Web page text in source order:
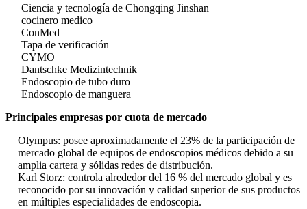
Ciencia y tecnología de Chongqing Jinshan
cocinero medico
ConMed
Tapa de verificación
CYMO
Dantschke Medizintechnik
Endoscopio de tubo duro
Endoscopio de manguera
Principales empresas por cuota de mercado
Olympus: posee aproximadamente el 23% de la participación de
mercado global de equipos de endoscopios médicos debido a su
amplia cartera y sólidas redes de distribución.
Karl Storz: controla alrededor del 16 % del mercado global y es
reconocido por su innovación y calidad superior de sus productos
en múltiples especialidades de endoscopia.